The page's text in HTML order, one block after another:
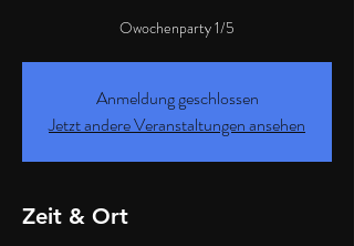
Owochenparty 1/5
Anmeldung geschlossen
Jetzt andere Veranstaltungen ansehen
Zeit & Ort